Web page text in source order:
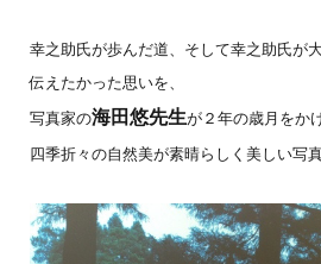
幸之助氏が歩んだ道、そして幸之助氏が
伝えたかった思いを、
写真家の海田悠先生が２年の歳月をか
四季折々の自然美が素晴らしく美しい写真